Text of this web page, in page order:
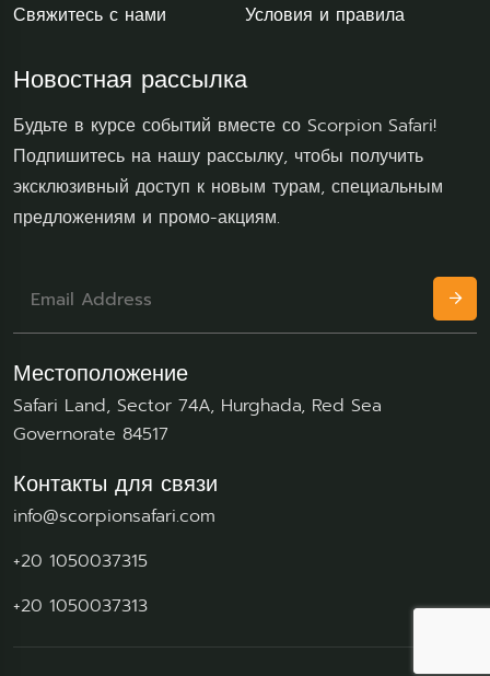
Свяжитесь с нами
Условия и правила
Новостная рассылка
Будьте в курсе событий вместе со Scorpion Safari!
Подпишитесь на нашу рассылку, чтобы получить
эксклюзивный доступ к новым турам, специальным
предложениям и промо-акциям.
Местоположение
Safari Land, Sector 74A, Hurghada, Red Sea
Governorate 84517
Контакты для связи
info@scorpionsafari.com
+20 1050037315
‪+20 1050037313‬